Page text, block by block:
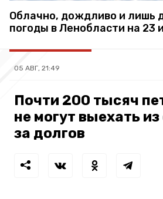
Облачно, дождливо и лишь
погоды в Ленобласти на 23
05 АВГ, 21:49
Почти 200 тысяч
не могут выехать
за долгов